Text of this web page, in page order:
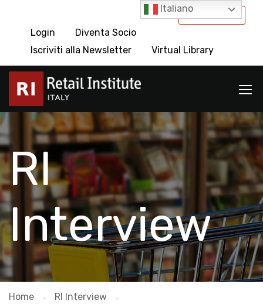
International
Login
Diventa Socio
Iscriviti alla Newsletter
Virtual Library
RI
Interview
Home
RI Interview
Italiano